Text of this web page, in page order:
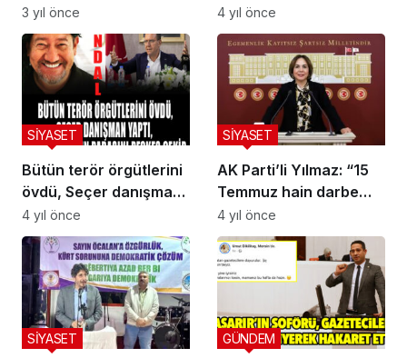
ADI VARSA AK PARTİ
SAYESİNDEDİR”
3 yıl önce 4 yıl önce
Bütün terör örgütlerini
övdü, Seçer danışman
yaptı, yetmedi halkın
parasını peşkeş çekip
yılda 4 milyon verdi
SİYASET
4 yıl önce
AK Parti’li Yılmaz: “15
Temmuz hain darbe
girişimi, Kurtuluş
Savaşı ruhuyla
püskürtüldü”
SİYASET
4 yıl önce
SİYASET GÜNDEM